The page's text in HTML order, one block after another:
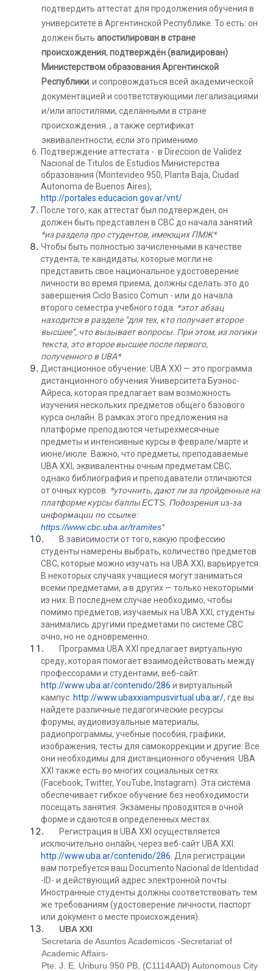
подтвердить аттестат для продолжения обучения в
университете в Аргентинской Республике. То есть: он
должен быть апостилирован в стране
происхождения, подтверждён (валидирован)
Министерством образования Аргентинской
Республики и сопровождаться всей академической
документацией и соответствующими легализациями
и/или апостилями, сделанными в стране
происхождения. , а также сертификат
эквивалентности, если это применимо.
Подтверждение аттестата - в Direccion de Validez
Nacional de Titulos de Estudios Министерства
образования (Montevideo 950, Planta Baja, Ciudad
Autonoma de Buenos Aires),
http://portales.educacion.gov.ar/vnt/
После того, как аттестат был подтвержден, он
должен быть представлен в CBC до начала занятий.
*из раздела про студентов, имеющих ПМЖ*
Чтобы быть полностью зачисленными в качестве
студента, те кандидаты, которые могли не
представить свое национальное удостоверение
личности во время приема, должны сделать это до
завершения Ciclo Basico Comun - или до начала
второго семестра учебного года. *этот абзац
находится в разделе “для тех, кто получает второе
высшее”, что вызывает вопросы. При этом, из логики
текста, это второе высшее после первого,
полученного в UBA*
Дистанционное обучение: UBA XXI — это программа
дистанционного обучения Университета Буэнос-
Айреса, которая предлагает вам возможность
изучения нескольких предметов общего базового
курса онлайн. В рамках этого предложения на
платформе преподаются четырехмесячные
предметы и интенсивные курсы в феврале/марте и
июне/июле. Важно, что предметы, преподаваемые
UBA XXI, эквивалентны очным предметам CBC,
однако библиография и преподаватели отличаются
от очных курсов. *уточнить, дают ли за пройденные на
платформе курсы баллыECTS. Подозрения из-за
информации по ссылке:
https://www.cbc.uba.ar/tramites*
В зависимости от того, какую профессию
студенты намерены выбрать, количество предметов
CBC, которые можно изучать на UBA XXI, варьируется.
В некоторых случаях учащиеся могут заниматься
всеми предметами, а в других — только некоторыми
из них. В последнем случае необходимо, чтобы
помимо предметов, изучаемых на UBA XXI, студенты
занимались другими предметами по системе CBC
очно, но не одновременно.
Программа UBA XXI предлагает виртуальную
среду, которая помогает взаимодействовать между
профессорами и студентами, веб-сайт:
http://www.uba.ar/contenido/286 и виртуальный
кампус: http://www.ubaxxiampusvirtual.uba.ar/, где вы
найдете различные педагогические ресурсы:
форумы, аудиовизуальные материалы,
радиопрограммы, учебные пособия, графики,
изображения, тесты для самокоррекции и другие. Все
они необходимы для дистанционного обучения. UBA
XXI также есть во многих социальных сетях
(Facebook, Twitter, YouTube, Instagram). Эта система
обеспечивает гибкое обучение без необходимости
посещать занятия. Экзамены проводятся в очной
форме и сдаются в определенных местах.
Регистрация в UBA XXI осуществляется
исключительно онлайн, через веб-сайт UBA XXI:
http://www.uba.ar/contenido/286 . Для регистрации
вам потребуется ваш Documento Nacional de Identidad
-ID- и действующий адрес электронной почты.
Иностранные студенты должны соответствовать тем
же требованиям (удостоверение личности, паспорт
или документ о месте происхождения).
UBA XXI
Secretaria de Asuntos Academicos -Secretariat of
Academic Affairs-
Pte. J. E. Uriburu 950 PB, (C1114AAD) Autonomous City